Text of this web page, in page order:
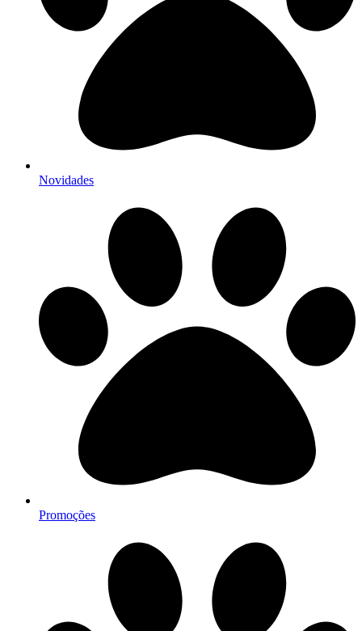
Novidades
Promoções